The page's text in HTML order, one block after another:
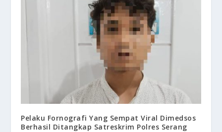
Pelaku Fornografi Yang Sempat Viral Dimedsos
Berhasil Ditangkap Satreskrim Polres Serang